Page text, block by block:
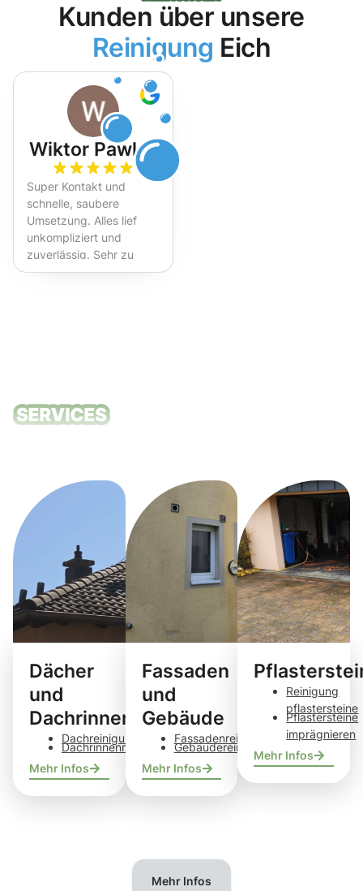
Kunden über unsere
Reinigung Eich
Wiktor Pawlak
Super Kontakt und
schnelle, saubere
Umsetzung. Alles lief
unkompliziert und
zuverlässig. Sehr zu
empfehlen!
Dächer
und
Dachrinnen
Dachreinigung
Dachrinnenreinigung
Mehr Infos
Fassaden
und
Gebäude
Fassadenreinigung
Gebäudereinigung
Mehr Infos
Reinigung
pflastersteine
Pflastersteine
imprägnieren
Mehr Infos
Mehr Infos